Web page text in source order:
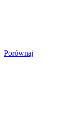
Porównaj